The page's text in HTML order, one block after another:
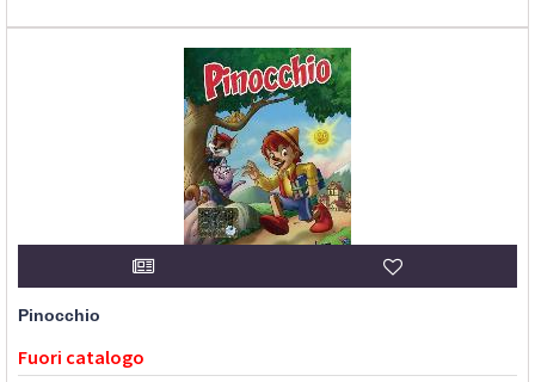
Pinocchio
Fuori catalogo